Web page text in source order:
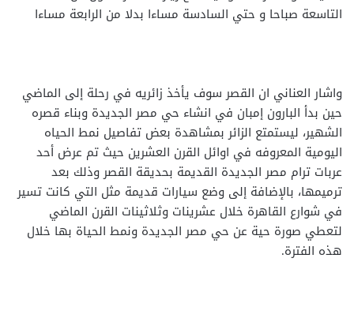
التاسعة صباحا و حتي السادسة مساءا بدلا من الرابعة مساءا
واشار العناني ان القصر سوف يأخذ زائريه في رحلة إلى الماضي
حين بدأ البارون إمبان في انشاء حي مصر الجديدة وبناء قصره
الشهير، ليستمتع الزائر بمشاهدة بعض تفاصيل نمط الحياه
اليومية المعروفه في اوائل القرن العشرين حيث تم عرض أحد
عربات ترام مصر الجديدة القديمة بحديقة القصر وذلك بعد
ترميمها، بالإضافة إلى وضع سيارات قديمة مثل التي كانت تسير
في شوارع القاهرة خلال عشرينات وثلاثينات القرن الماضي
لتعطي صورة حية عن حي مصر الجديدة ونمط الحياة بها خلال
هذه الفترة.